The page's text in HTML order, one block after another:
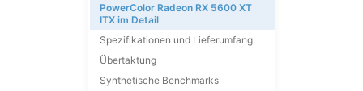
PowerColor Radeon RX 5600 XT
ITX im Detail
Spezifikationen und Lieferumfang
Übertaktung
Synthetische Benchmarks